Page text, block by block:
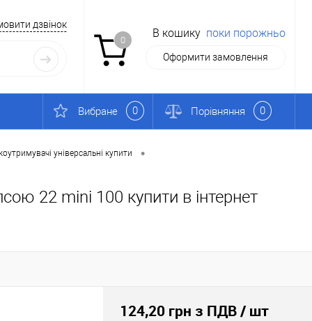
дзвінок
0
В кошику поки порожньо
Оформити замовлення
Вибране 0 Порівняння 0
універсальні купити •
22 mini 100 купити в інтернет
124,20 грн з ПДВ/ шт